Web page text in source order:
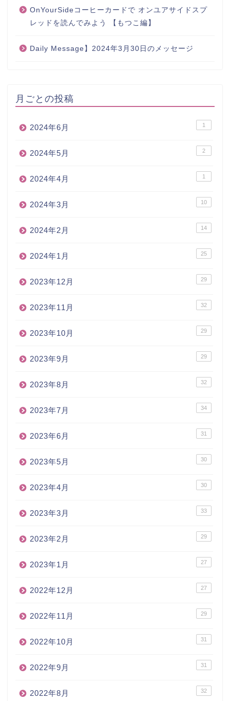
OnYourSideコーヒーカードで オンユアサイドスプ
レッドを読んでみよう 【もつこ編】
Daily Message】2024年3月30日のメッセージ
月ごとの投稿
2024年6月 1
2024年5月 2
2024年4月 1
2024年3月 10
2024年2月 14
2024年1月 25
2023年12月 29
2023年11月 32
2023年10月 29
2023年9月 29
2023年8月 32
2023年7月 34
2023年6月 31
2023年5月 30
2023年4月 30
2023年3月 33
2023年2月 29
2023年1月 27
2022年12月 27
2022年11月 29
2022年10月 31
2022年9月 31
2022年8月 32